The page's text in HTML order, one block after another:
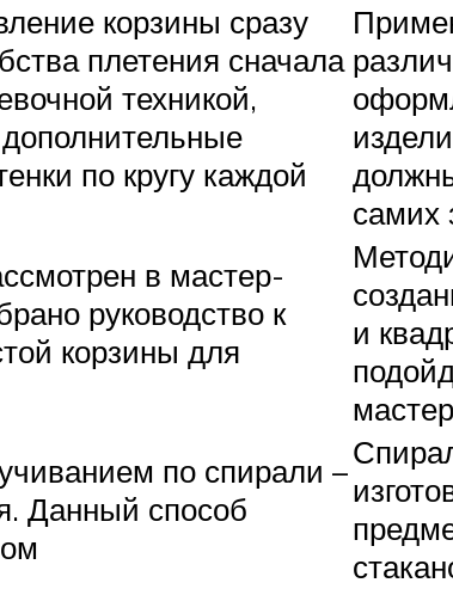
корзины сразу
плетения сначала
техникой,
по кругу каждой
самих
в мастер-
руководство к
корзины для
и
по спирали –
Данный способ